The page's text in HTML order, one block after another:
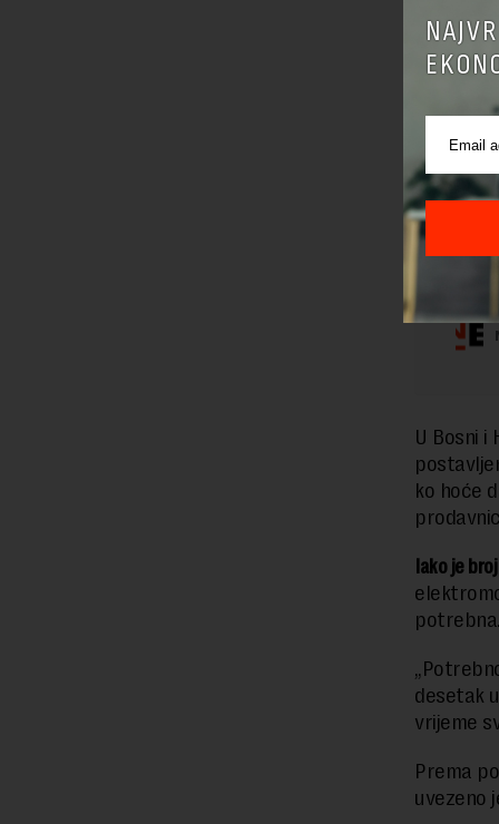
U Bosni i
ko hoće
Iako je
potrebna.
desetak
vrijeme
Prema
uvezeno